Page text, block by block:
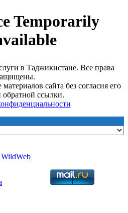
в Таджикистане. Все права
сайта без согласия его
обратной ссылки.
WildWeb